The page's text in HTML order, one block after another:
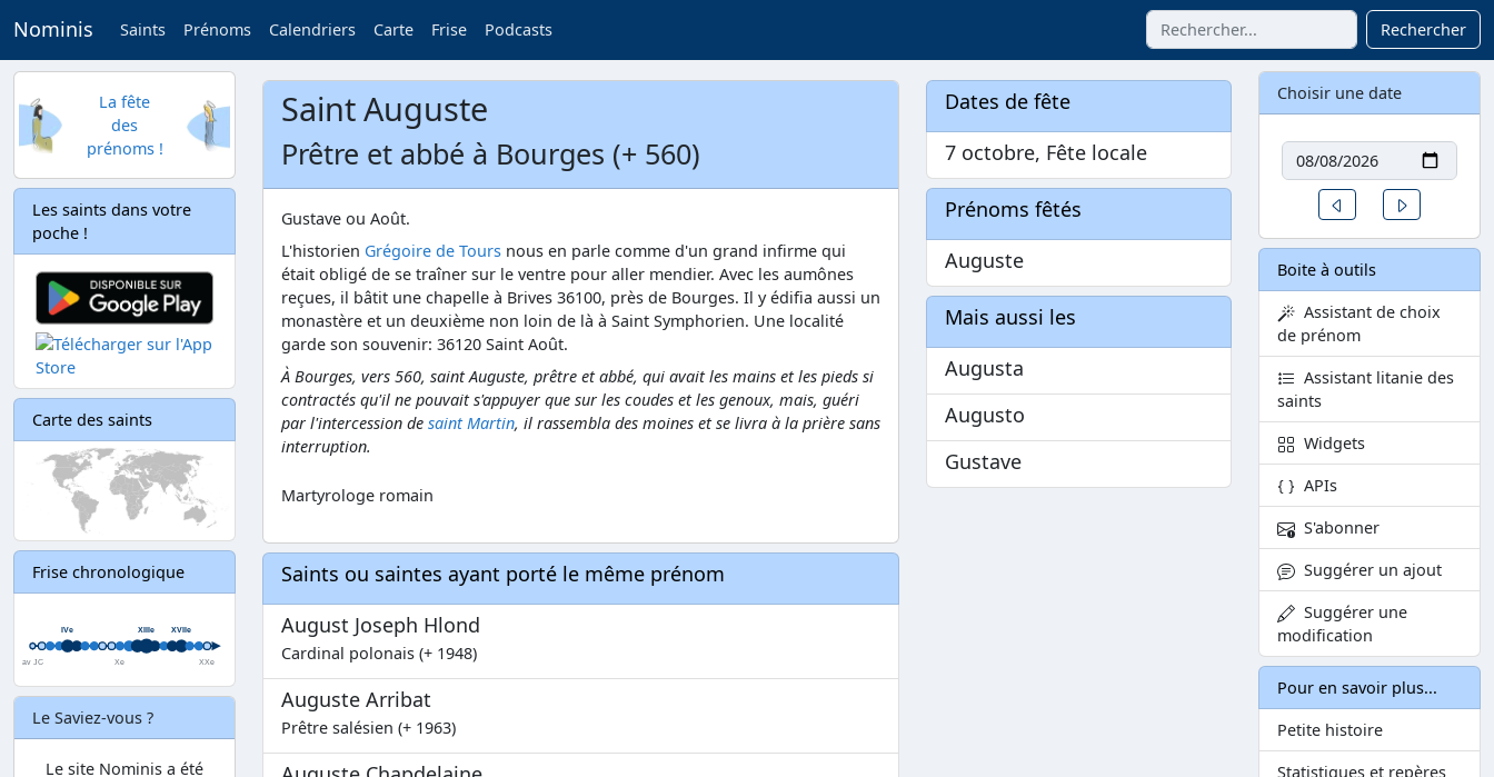
Nominis Saints Prénoms Calendriers Carte Frise Podcasts Rechercher
La fête
des
prénoms !
Les saints dans votre
poche !
Carte des saints
Frise chronologique
Le Saviez-vous ?
Le site Nominis a été
Saint Auguste
Prêtre et abbé à Bourges (+ 560)
Gustave ou Août.
L'historien Grégoire de Tours nous en parle comme d'un grand infirme qui
était obligé de se traîner sur le ventre pour aller mendier. Avec les aumônes
reçues, il bâtit une chapelle à Brives 36100, près de Bourges. Il y édifia aussi un
monastère et un deuxième non loin de là à Saint Symphorien. Une localité
garde son souvenir: 36120 Saint Août.
À Bourges, vers 560, saint Auguste, prêtre et abbé, qui avait les mains et les pieds si
contractés qu'il ne pouvait s'appuyer que sur les coudes et les genoux, mais, guéri
par l'intercession de saint Martin, il rassembla des moines et se livra à la prière sans
interruption.
Martyrologe romain
Saints ou saintes ayant porté le même prénom
August Joseph Hlond
Cardinal polonais (+ 1948)
Auguste Arribat
Prêtre salésien (+ 1963)
Dates de fête
7 octobre, Fête locale
Prénoms fêtés
Auguste
Mais aussi les
Augusta
Augusto
Gustave
Choisir une date
Date
Un jour avant
Boite à outils
Assistant de choix
de prénom
Assistant litanie des
saints
Widgets
APIs
S'abonner
Suggérer un ajout
Suggérer une
modification
Pour en savoir plus...
Petite histoire
Statistiques et repères